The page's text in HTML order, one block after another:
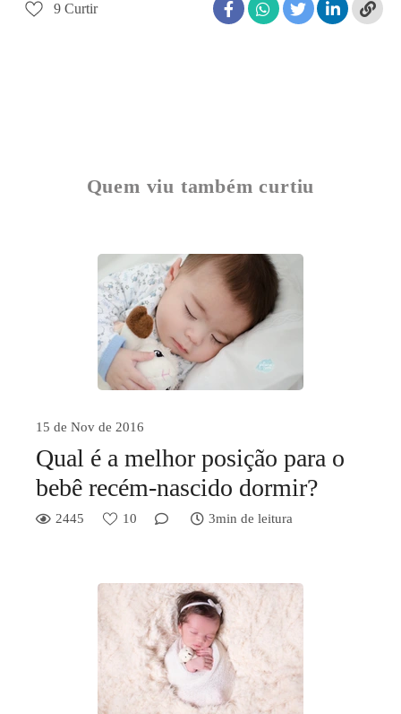
9 Curtir
Quem viu também curtiu
15 de Nov de 2016
Qual é a melhor posição para o
bebê recém-nascido dormir?
2445 10 3min de leitura